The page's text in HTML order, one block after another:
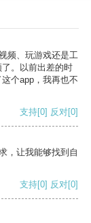
频、玩游戏还是工
。以前出差的时
个app，我再也不
支持[0] 反对[0]
，让我能够找到自
支持[0] 反对[0]